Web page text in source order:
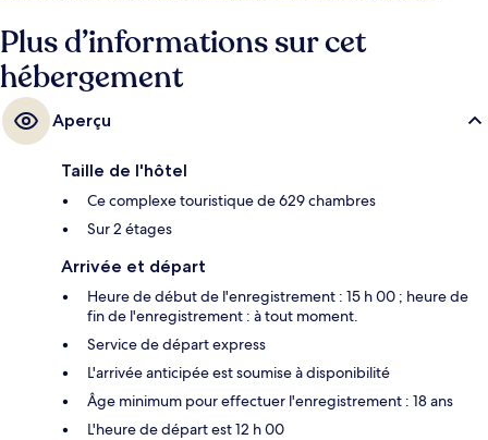
Plus d’informations sur cet
hébergement
Aperçu
Taille de l'hôtel
Ce complexe touristique de 629 chambres
Sur 2 étages
Arrivée et départ
Heure de début de l'enregistrement : 15 h 00 ; heure de
fin de l'enregistrement : à tout moment.
Service de départ express
L'arrivée anticipée est soumise à disponibilité
Âge minimum pour effectuer l'enregistrement : 18 ans
L'heure de départ est 12 h 00